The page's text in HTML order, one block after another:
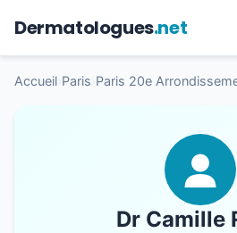
Dermatologues.net
Accueil Paris Paris 20e
Dr Camille